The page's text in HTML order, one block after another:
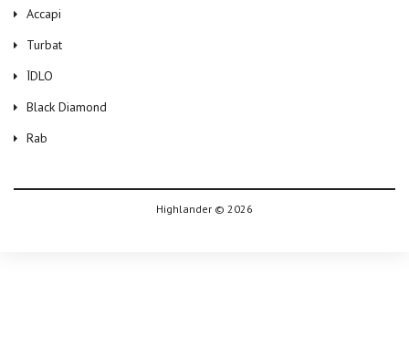
Accapi
Turbat
ЇDLO
Black Diamond
Rab
Highlander © 2026